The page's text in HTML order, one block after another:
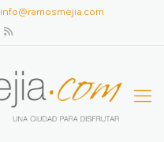
info@ramosmejia.com